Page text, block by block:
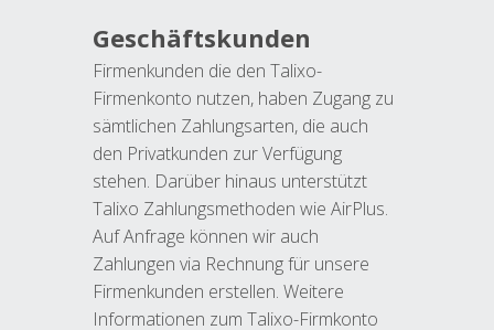
Geschäftskunden
Firmenkunden die den Talixo-
Firmenkonto nutzen, haben Zugang zu
sämtlichen Zahlungsarten, die auch
den Privatkunden zur Verfügung
stehen. Darüber hinaus unterstützt
Talixo Zahlungsmethoden wie AirPlus.
Auf Anfrage können wir auch
Zahlungen via Rechnung für unsere
Firmenkunden erstellen. Weitere
Informationen zum Talixo-Firmkonto